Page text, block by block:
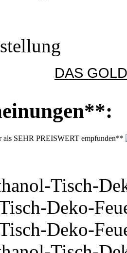
DAS